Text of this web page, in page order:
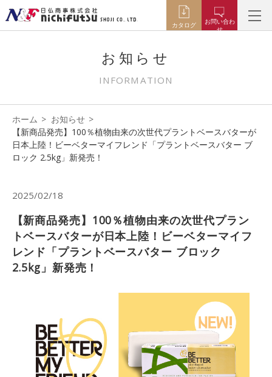
カタログ
お問い合わ
せ
お知らせ
INFORMATION
ホーム
お知らせ
【新商品発売】100％植物由来の次世代プラントベースバターが
日本上陸！ビーベターマイフレンド「プラントベースバター ブ
ロック 2.5kg」新発売！
2025/02/18
【新商品発売】100％植物由来の次世代プラン
トベースバターが日本上陸！ビーベターマイフ
レンド「プラントベースバター ブロック
2.5kg」新発売！